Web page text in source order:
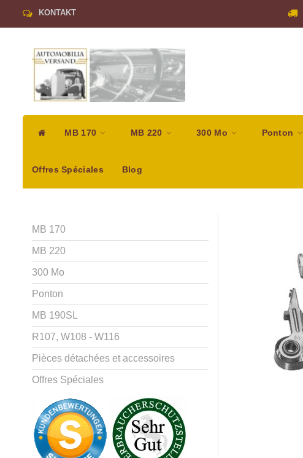
KONTAKT
MB 170 MB 220 300 Mo Ponton
Offres Spéciales Blog
MB 170
MB 220
300 Mo
Ponton
MB 190SL
R107, W108 - W116
Pièces détachées et accessoires
Offres Spéciales